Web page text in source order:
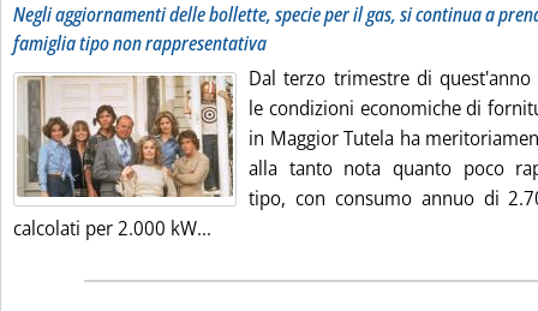
Negli aggiornamenti delle bollette, specie per il gas, si continua a
famiglia tipo non rappresentativa
Dal terzo trimestre di quest'anno
le condizioni economiche di
in Maggior Tutela ha
alla tanto nota quanto poco
tipo, con consumo annuo di
calcolati per 2.000 kW...